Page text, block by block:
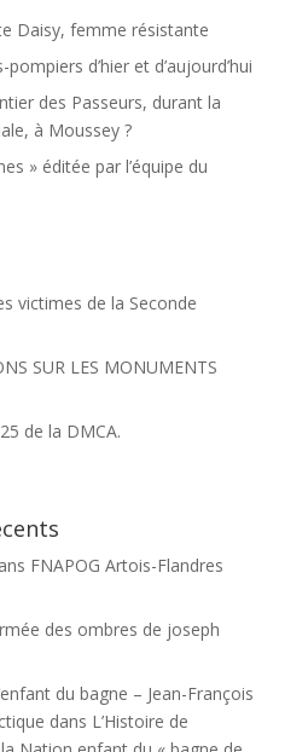
Daisy, femme résistante
d’hier et d’aujourd’hui
des Passeurs, durant la
à Moussey ?
» éditée par l’équipe du
victimes de la Seconde
SUR LES MONUMENTS
de la DMCA.
FNAPOG Artois-Flandres
des ombres de joseph
du bagne – Jean-François
dans L’Histoire de